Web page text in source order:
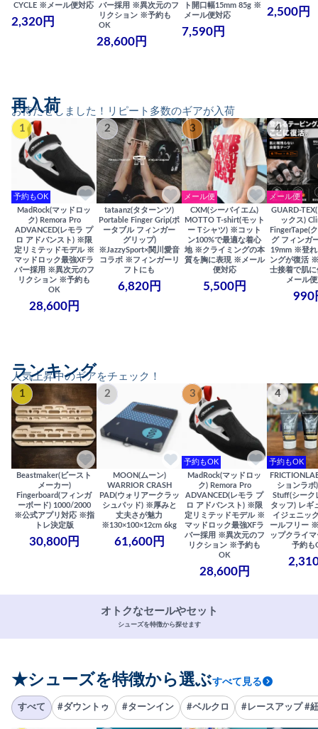
CYCLE ※メール便対応
2,320円
バー採用 ※異次元のフ
リクション ※予約も
OK
28,600円
ト開口幅15mm 85g ※
メール便対応
7,590円
2,500円
お待たせしました！リピート多数のギアが入荷
再入荷
1
予約もOK
MadRock(マッドロッ
ク) Remora Pro
ADVANCED(レモラ プ
ロ アドバンスト) ※限
定リミテッドモデル ※
マッドロック最強XFラ
バー採用 ※異次元のフ
リクション ※予約も
OK
28,600円
2
tataanz(タターンツ)
Portable Finger Grip(ポ
ータブル フィンガー
グリップ)
※JazzySport×関川愛音
コラボ ※フィンガーリ
フトにも
6,820円
3
メール便
CXM(シーバイエム)
MOTTO T-shirt(モット
ー Tシャツ) ※コット
ン100%で最適な着心
地 ※クライミングの本
質を胸に表現 ※メール
便対応
5,500円
4
メール便
GUARD-
ックス)
FingerTape(
グ フィンガ
19mm ※登れ
ングが復活
士接着で肌
メール
990
人気上昇中のギアをチェック！
ランキング
1
Beastmaker(ビースト
メーカー)
Fingerboard(フィンガ
ーボード) 1000/2000
※公式アプリ対応 ※指
トレ決定版
30,800円
2
MOON(ムーン)
WARRIOR CRASH
PAD(ウォリアークラッ
シュパッド) ※厚みと
丈夫さが魅力
※130×100×12cm 6kg
61,600円
3
予約もOK
MadRock(マッドロッ
ク) Remora Pro
ADVANCED(レモラ プ
ロ アドバンスト) ※限
定リミテッドモデル ※
マッドロック最強XFラ
バー採用 ※異次元のフ
リクション ※予約も
OK
28,600円
4
予約もOK
ションラボ
Stuff(シーク
タッフ) レギ
イジェニッ
ールフリー
ップクライ
予約も
オトクなセールやセット
シューズを特徴から探せます
★シューズを特徴から選ぶすべて見る
すべて #ダウントゥ #ターンイン #ベルクロ #レースアップ #